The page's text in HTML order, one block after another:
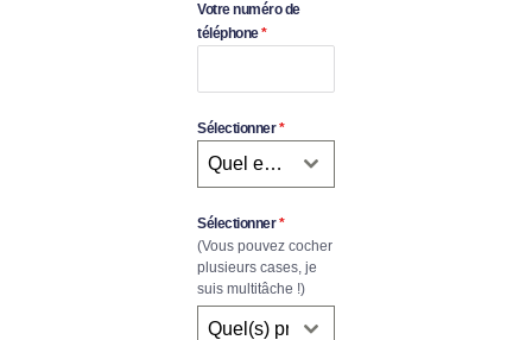
Votre numéro de
téléphone*
Sélectionner*
Quel est votre budget (en HT) ?
Sélectionner*
(Vous pouvez cocher
plusieurs cases, je
suis multitâche !)
Quel(s) projet(s) souhaitez-vous ?